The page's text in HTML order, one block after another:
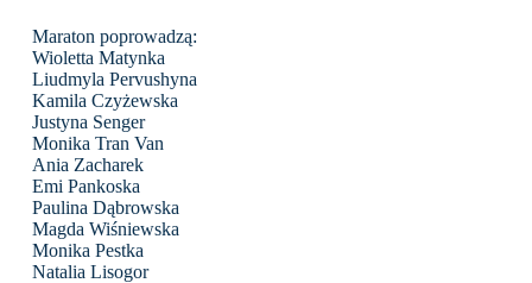
Maraton poprowadzą:
Wioletta Matynka
Liudmyla Pervushyna
Kamila Czyżewska
Justyna Senger
Monika Tran Van
Ania Zacharek
Emi Pankoska
Paulina Dąbrowska
Magda Wiśniewska
Monika Pestka
Natalia Lisogor